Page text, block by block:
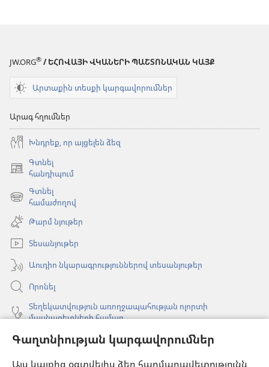
Գաղտնիության կարգավորումներ
Այս կայքից օգտվելիս ձեր հարմարավետությունն
JW.ORG® / ԵՀՈՎԱՅԻ ՎԿԱՆԵՐԻ ՊԱՇՏՈՆԱԿԱՆ ԿԱՅՔ
Արտաքին տեսքի կարգավորումներ
Արագ հղումներ
Խնդրեք, որ այցելեն ձեզ
Գտնել
հանդիպում
(բացվում
նոր
պատուհան)
Գտնել
համաժողով
(բացվում
նոր
պատուհան)
Թարմ նյութեր
Տեսանյութեր
Աուդիո նկարագրություններով տեսանյութեր
Որոնել
Տեղեկատվություն առողջապահության ոլորտի
մասնագետների համար
Գլոբալ հաղորդակցություն
Օգնություն